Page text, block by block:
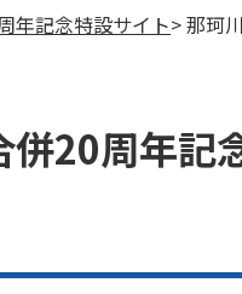
年記念特設サイト> 那珂
併20周年記